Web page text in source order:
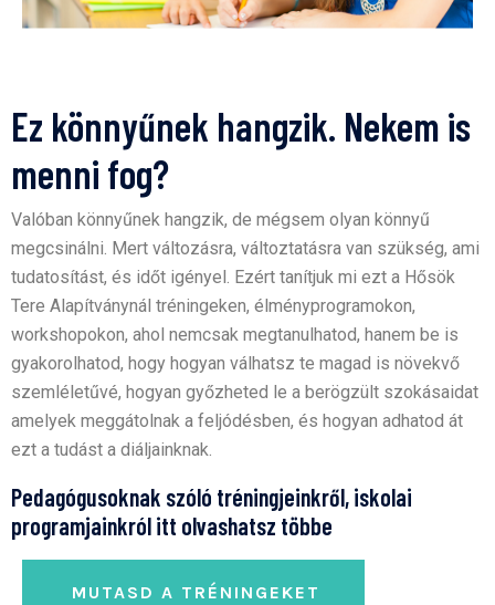
Ez könnyűnek hangzik. Nekem is
menni fog?
Valóban könnyűnek hangzik, de mégsem olyan könnyű
megcsinálni. Mert változásra, változtatásra van szükség, ami
tudatosítást, és időt igényel. Ezért tanítjuk mi ezt a Hősök
Tere Alapítványnál tréningeken, élményprogramokon,
workshopokon, ahol nemcsak megtanulhatod, hanem be is
gyakorolhatod, hogy hogyan válhatsz te magad is növekvő
szemléletűvé, hogyan győzheted le a berögzült szokásaidat
amelyek meggátolnak a feljódésben, és hogyan adhatod át
ezt a tudást a diáljainknak.
Pedagógusoknak szóló tréningjeinkről, iskolai
programjainkról itt olvashatsz többe
MUTASD A TRÉNINGEKET